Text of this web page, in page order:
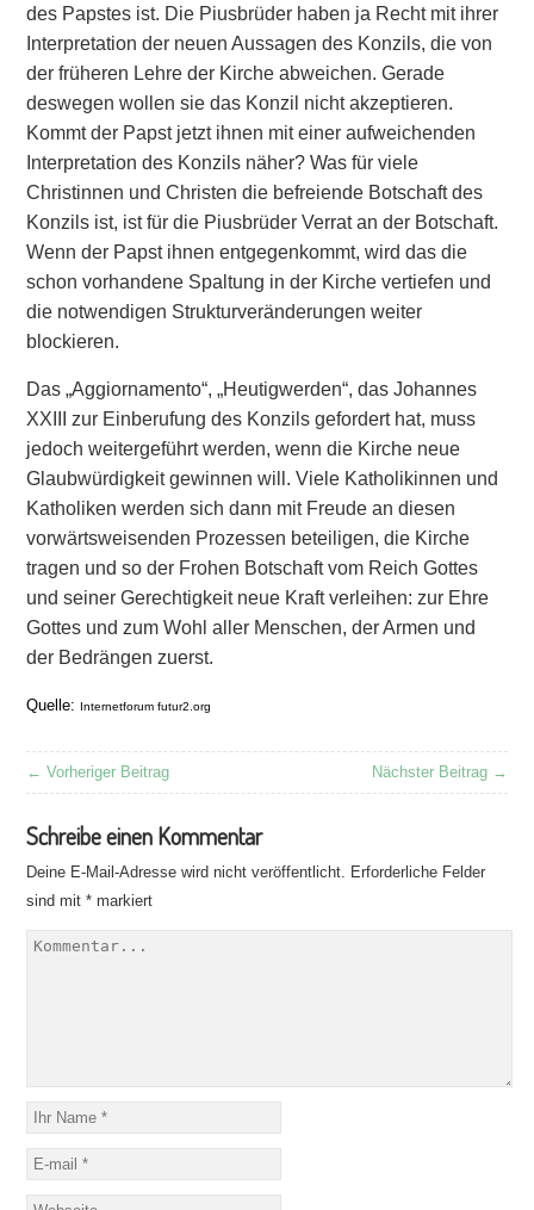
des Papstes ist. Die Piusbrüder haben ja Recht mit ihrer
Interpretation der neuen Aussagen des Konzils, die von
der früheren Lehre der Kirche abweichen. Gerade
deswegen wollen sie das Konzil nicht akzeptieren.
Kommt der Papst jetzt ihnen mit einer aufweichenden
Interpretation des Konzils näher? Was für viele
Christinnen und Christen die befreiende Botschaft des
Konzils ist, ist für die Piusbrüder Verrat an der Botschaft.
Wenn der Papst ihnen entgegenkommt, wird das die
schon vorhandene Spaltung in der Kirche vertiefen und
die notwendigen Strukturveränderungen weiter
blockieren.
Das „Aggiornamento“, „Heutigwerden“, das Johannes
XXIII zur Einberufung des Konzils gefordert hat, muss
jedoch weitergeführt werden, wenn die Kirche neue
Glaubwürdigkeit gewinnen will. Viele Katholikinnen und
Katholiken werden sich dann mit Freude an diesen
vorwärtsweisenden Prozessen beteiligen, die Kirche
tragen und so der Frohen Botschaft vom Reich Gottes
und seiner Gerechtigkeit neue Kraft verleihen: zur Ehre
Gottes und zum Wohl aller Menschen, der Armen und
der Bedrängen zuerst.
Quelle: Internetforum futur2.org
← Vorheriger Beitrag Nächster Beitrag →
Schreibe einen Kommentar
Deine E-Mail-Adresse wird nicht veröffentlicht.
Erforderliche Felder
sind mit* markiert